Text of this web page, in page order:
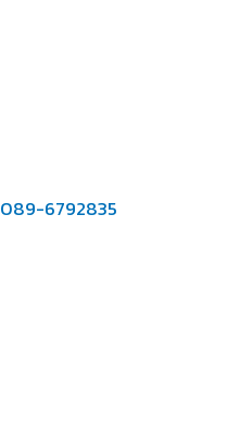
089-6792835